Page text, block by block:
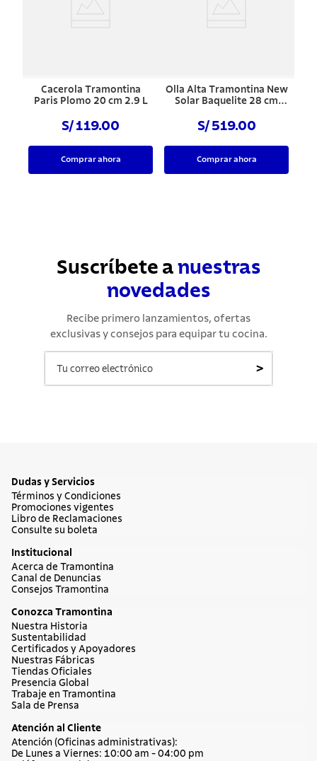
Cacerola Tramontina
Paris Plomo 20 cm 2.9 L
S/ 119.00
Comprar ahora
Olla Alta Tramontina New
Solar Baquelite 28 cm
S/ 519.00
Comprar ahora
Suscríbete a nuestras
novedades
Recibe primero lanzamientos, ofertas
exclusivas y consejos para equipar tu cocina.
>
Dudas y Servicios
Términos y Condiciones
Promociones vigentes
Libro de Reclamaciones
Consulte su boleta
Institucional
Acerca de Tramontina
Canal de Denuncias
Consejos Tramontina
Conozca Tramontina
Nuestra Historia
Sustentabilidad
Certificados y Apoyadores
Nuestras Fábricas
Tiendas Oficiales
Presencia Global
Trabaje en Tramontina
Sala de Prensa
Atención al Cliente
Atención (Oficinas administrativas):
De Lunes a Viernes: 10:00 am - 04:00 pm